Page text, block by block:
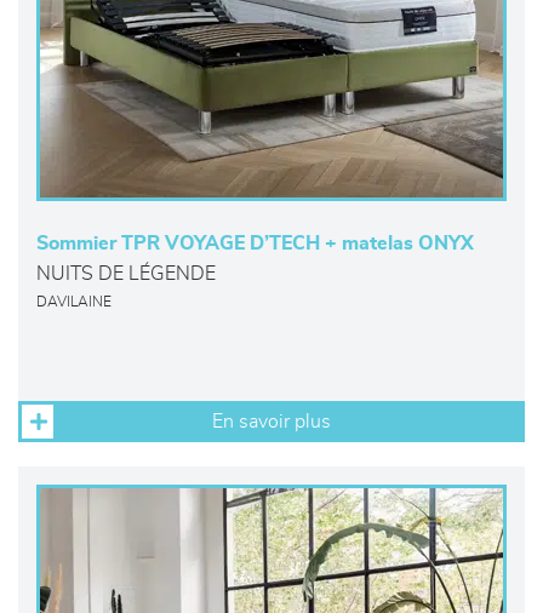
Sommier TPR VOYAGE D’TECH + matelas ONYX
NUITS DE LÉGENDE
DAVILAINE
En savoir plus